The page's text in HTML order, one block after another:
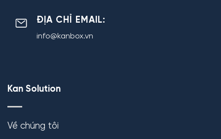
ĐỊA CHỈ EMAIL:
info@kanbox.vn
Kan Solution
Về chúng tôi